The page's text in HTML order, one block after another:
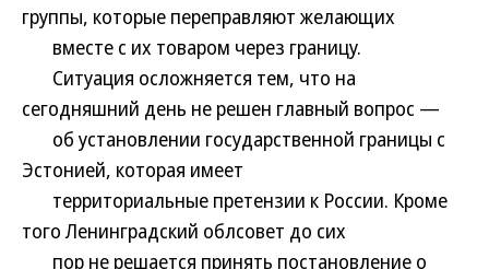
группы, которые переправляют желающих
вместе с их товаром через границу.
Ситуация осложняется тем, что на
сегодняшний день не решен главный вопрос —
об установлении государственной границы с
Эстонией, которая имеет
территориальные претензии к России. Кроме
того Ленинградский облсовет до сих
пор не решается принять постановление о